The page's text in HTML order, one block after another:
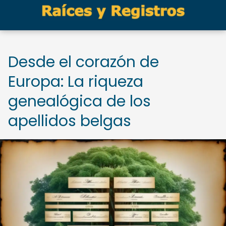
Desde el corazón de
Europa: La riqueza
genealógica de los
apellidos belgas